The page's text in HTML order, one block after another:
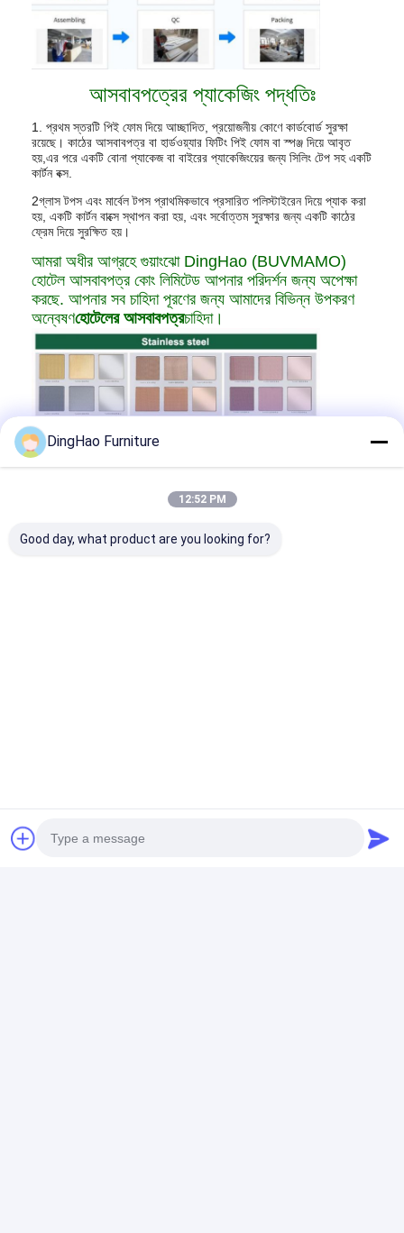
আসবাবপত্রের প্যাকেজিং পদ্ধতিঃ
1. প্রথম স্তরটি পিই ফোম দিয়ে আচ্ছাদিত, প্রয়োজনীয় কোণে কার্ডবোর্ড সুরক্ষা
রয়েছে। কাঠের আসবাবপত্র বা হার্ডওয়্যার ফিটিং পিই ফোম বা স্পঞ্জ দিয়ে আবৃত
হয়,এর পরে একটি বোনা প্যাকেজ বা বাইরের প্যাকেজিংয়ের জন্য সিলিং টেপ সহ একটি
কার্টন বক্স.
2গ্লাস টপস এবং মার্বেল টপস প্রাথমিকভাবে প্রসারিত পলিস্টাইরেন দিয়ে প্যাক করা
হয়, একটি কার্টন বাক্সে স্থাপন করা হয়, এবং সর্বোত্তম সুরক্ষার জন্য একটি কাঠের
ফ্রেম দিয়ে সুরক্ষিত হয়।
আমরা অধীর আগ্রহে গুয়াংঝো DingHao (BUVMAMO)
হোটেল আসবাবপত্র কোং লিমিটেড আপনার পরিদর্শন জন্য অপেক্ষা
করছে. আপনার সব চাহিদা পূরণের জন্য আমাদের বিভিন্ন উপকরণ
অন্বেষণহোটেলের আসবাবপত্রচাহিদা।
আমরা কাস্টমাইজড প্রকল্প আসবাবপত্র সেবা বিস্তৃত প্রস্তাব।
DingHao Furniture
12:52 PM
Good day, what product are you looking for?